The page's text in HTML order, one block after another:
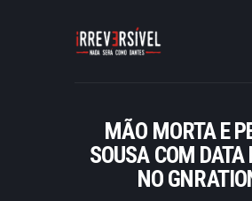
MÃO MORTA E
SOUSA COM DATA
NO
HOME
CRÓNICAS
ENTREVISTAS